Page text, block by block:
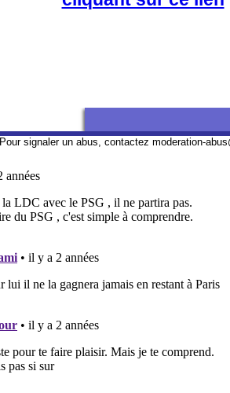
Pour signaler un abus, contactez moderation-